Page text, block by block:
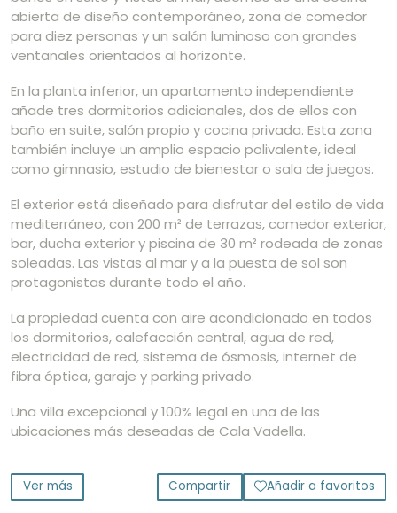
abierta de diseño contemporáneo, zona de comedor
para diez personas y un salón luminoso con grandes
ventanales orientados al horizonte.
En la planta inferior, un apartamento independiente
añade tres dormitorios adicionales, dos de ellos con
baño en suite, salón propio y cocina privada. Esta zona
también incluye un amplio espacio polivalente, ideal
como gimnasio, estudio de bienestar o sala de juegos.
El exterior está diseñado para disfrutar del estilo de vida
mediterráneo, con 200 m² de terrazas, comedor exterior,
bar, ducha exterior y piscina de 30 m² rodeada de zonas
soleadas. Las vistas al mar y a la puesta de sol son
protagonistas durante todo el año.
La propiedad cuenta con aire acondicionado en todos
los dormitorios, calefacción central, agua de red,
electricidad de red, sistema de ósmosis, internet de
fibra óptica, garaje y parking privado.
Una villa excepcional y 100% legal en una de las
ubicaciones más deseadas de Cala Vadella.
Ver más Compartir Añadir a favoritos